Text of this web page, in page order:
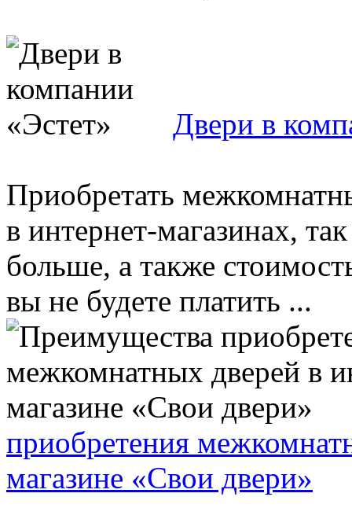
Двери в
Приобретать
в интернет-магазинах,
больше, а также
вы не будете платить ...
приобретения
магазине «Свои двери»